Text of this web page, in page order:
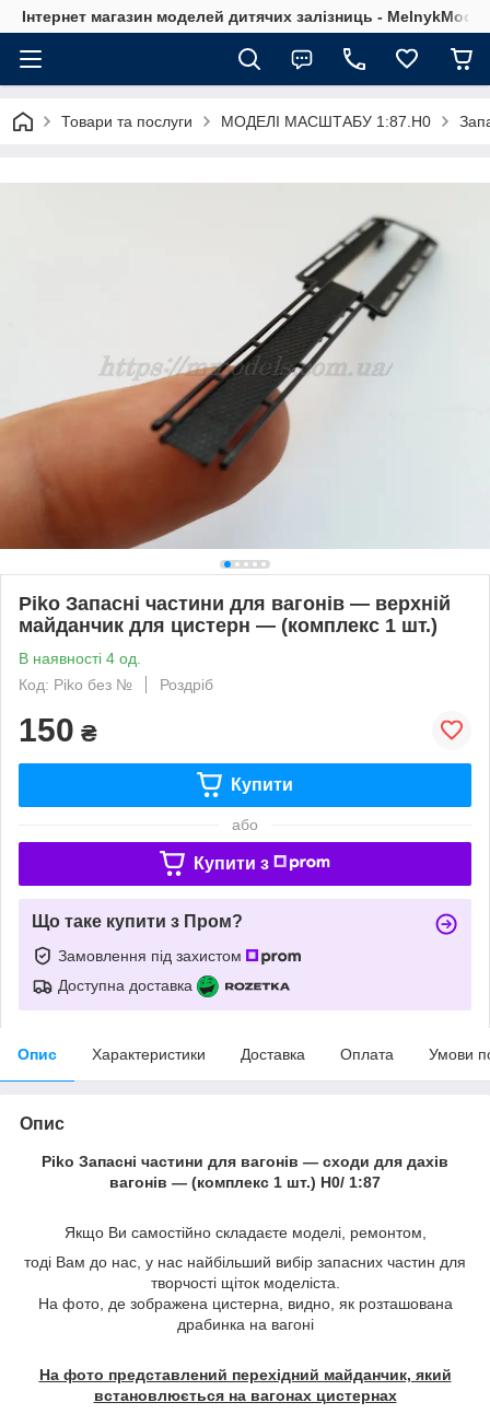
Інтернет магазин моделей дитячих залізниць -
Товари та послуги МОДЕЛІ МАСШТАБУ 1:87.H0
Piko Запасні частини для вагонів — верхній
майданчик для цистерн — (комплекс 1 шт.)
В наявності 4 од.
Код: Piko без №
Роздріб
150 ₴
Купити
або
Купити з
Що таке купити з Пром?
Замовлення під захистом
Доступна доставка
Опис Характеристики Доставка Оплата Умови
Опис
Piko Запасні частини для вагонів — сходи для дахів
вагонів — (комплекс 1 шт.) Н0/ 1:87
Якщо Ви самостійно складаєте моделі, ремонтом,
тоді Вам до нас, у нас найбільший вибір запасних частин для
творчості щіток моделіста.
На фото, де зображена цистерна, видно, як розташована
драбинка на вагоні
На фото представлений перехідний майданчик, який
встановлюється на вагонах цистернах